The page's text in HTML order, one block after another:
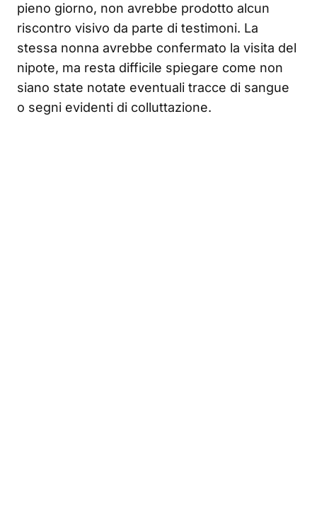
pieno giorno, non avrebbe prodotto alcun
riscontro visivo da parte di testimoni. La
stessa nonna avrebbe confermato la visita del
nipote, ma resta difficile spiegare come non
siano state notate eventuali tracce di sangue
o segni evidenti di colluttazione.